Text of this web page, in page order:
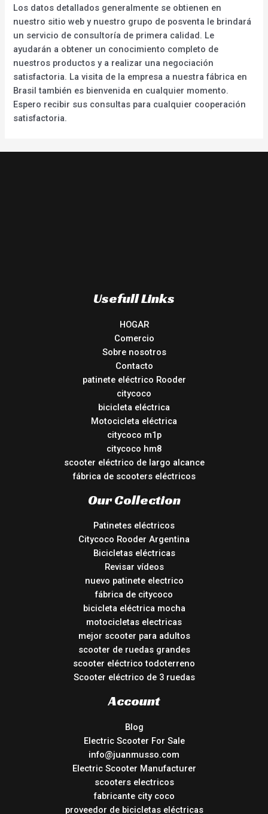
Los datos detallados generalmente se obtienen en
nuestro sitio web y nuestro grupo de posventa le brindará
un servicio de consultoría de primera calidad. Le
ayudarán a obtener un conocimiento completo de
nuestros productos y a realizar una negociación
satisfactoria. La visita de la empresa a nuestra fábrica en
Brasil también es bienvenida en cualquier momento.
Espero recibir sus consultas para cualquier cooperación
satisfactoria.
Usefull Links
HOGAR
Comercio
Sobre nosotros
Contacto
patinete eléctrico Rooder
citycoco
bicicleta eléctrica
Motocicleta eléctrica
citycoco m1p
citycoco hm8
scooter eléctrico de largo alcance
fábrica de scooters eléctricos
Our Collection
Patinetes eléctricos
Citycoco Rooder Argentina
Bicicletas eléctricas
Revisar vídeos
nuevo patinete electrico
fábrica de citycoco
bicicleta eléctrica mocha
motocicletas electricas
mejor scooter para adultos
scooter de ruedas grandes
scooter eléctrico todoterreno
Scooter eléctrico de 3 ruedas
Account
Blog
Electric Scooter For Sale
info@juanmusso.com
Electric Scooter Manufacturer
scooters electricos
fabricante city coco
proveedor de bicicletas eléctricas